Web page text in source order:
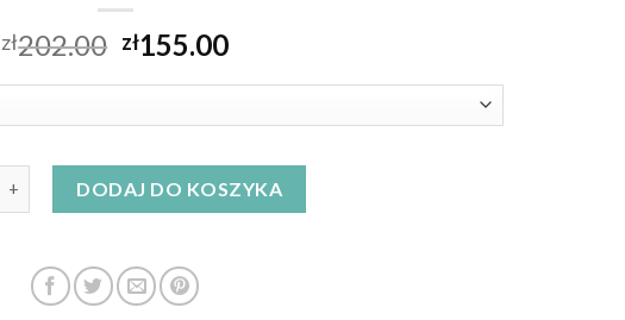
zł202.00 zł155.00
DODAJ DO KOSZYKA